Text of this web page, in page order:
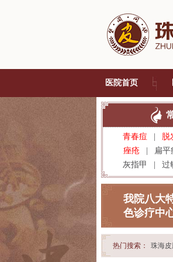
医院首页
青春痘 脱
痤疮
扁平
灰指甲
过
我院八大
色诊疗中
热门搜索： 珠海